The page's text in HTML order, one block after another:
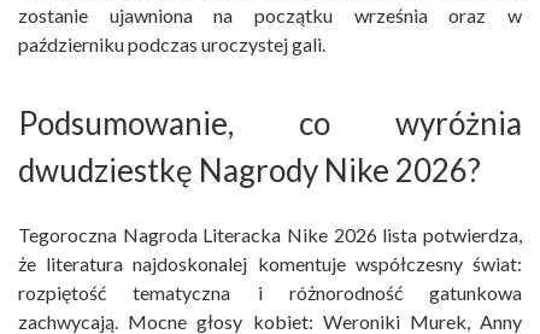
zostanie ujawniona na początku września oraz w
październiku podczas uroczystej gali.
Podsumowanie, co wyróżnia
dwudziestkę Nagrody Nike 2026?
Tegoroczna Nagroda Literacka Nike 2026 lista potwierdza,
że literatura najdoskonalej komentuje współczesny świat:
rozpiętość tematyczna i różnorodność gatunkowa
zachwycają. Mocne głosy kobiet: Weroniki Murek, Anny